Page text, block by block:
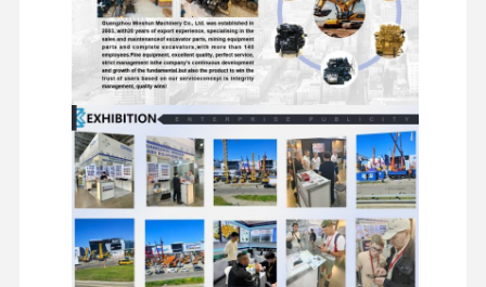
Perkins Engine
Yanmar Motor
Kubota-motor
Motor van de Isuzu
Cummins -motor
dieselmotor